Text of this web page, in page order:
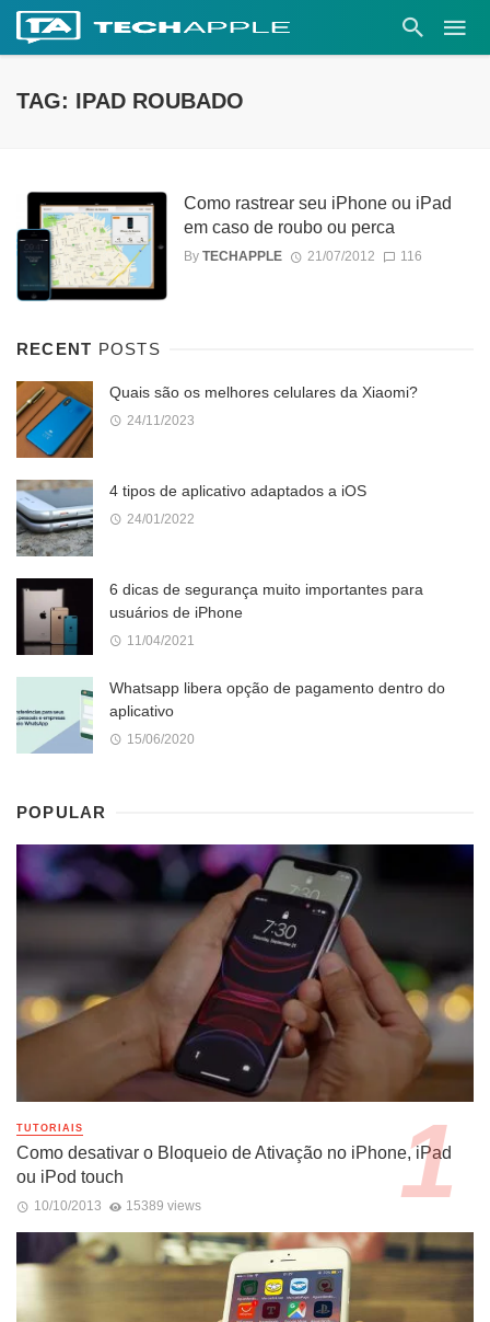
TAG: IPAD ROUBADO
Como rastrear seu iPhone ou iPad
em caso de roubo ou perca
By TECHAPPLE 21/07/2012 116
RECENT POSTS
Quais são os melhores celulares da Xiaomi?
24/11/2023
4 tipos de aplicativo adaptados a iOS
24/01/2022
6 dicas de segurança muito importantes para
usuários de iPhone
11/04/2021
Whatsapp libera opção de pagamento dentro do
aplicativo
15/06/2020
POPULAR
TUTORIAIS
Como desativar o Bloqueio de Ativação no iPhone, iPad
ou iPod touch
10/10/2013 15389 views